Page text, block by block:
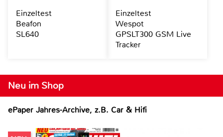
Neu im Shop
ePaper Jahres-Archive, z.B. Car & Hifi
Einzeltest
Beafon
SL640
Einzeltest
Wespot
GPSLT300 GSM Live
Tracker